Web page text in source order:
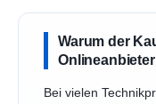
Warum der
Bei vielen